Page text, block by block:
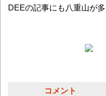
DEEの記事にも八重山が
コメント